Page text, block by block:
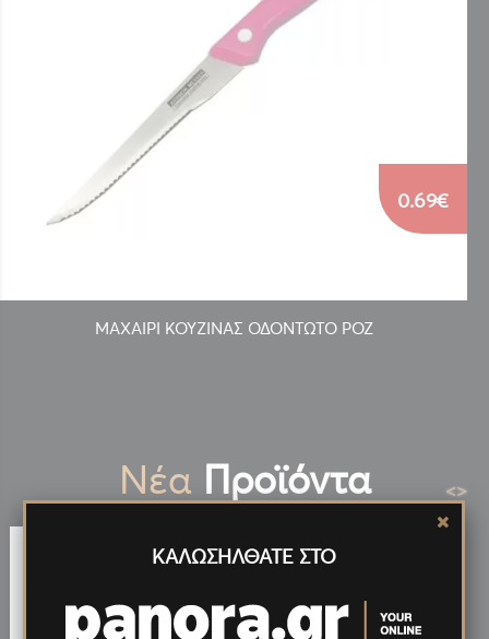
ΜΑΧΑΙΡΙ ΚΟΥΖΙΝΑΣ ΟΔΟΝΤΩΤΟ ΡΟΖ
0.69€
Νέα Προϊόντα <>
ΚΑΛΩΣΗΛΘΑΤΕ ΣΤΟ